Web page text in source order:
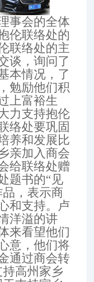
会的全体
伦联络处的
联络处的主
谈，询问了
本情况，了
勉励他们积
上富裕生
力支持抱伦
络处要巩固
养和发展比
亲加入商会
给联络处赠
题书的“见
，表示商
和支持。卢
洋溢的讲
来看望他们
意，他们将
通过商会转
高州家乡